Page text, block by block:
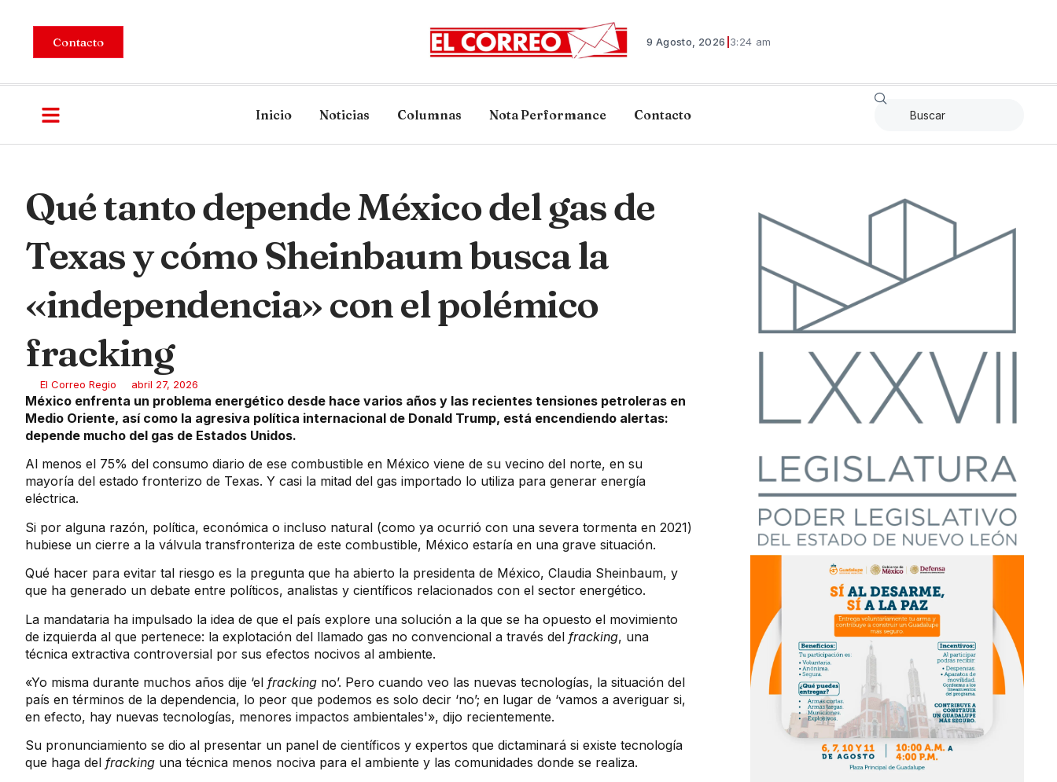
Contacto 9 Agosto, 2026 3:24 am
Inicio Noticias Columnas Nota Performance Contacto
Qué tanto depende México del gas de
Texas y cómo Sheinbaum busca la
«independencia» con el polémico
fracking
El Correo Regio abril 27, 2026
México enfrenta un problema energético desde hace varios años y las recientes tensiones petroleras en
Medio Oriente, así como la agresiva política internacional de Donald Trump, está encendiendo alertas:
depende mucho del gas de Estados Unidos.
Al menos el 75% del consumo diario de ese combustible en México viene de su vecino del norte, en su
mayoría del estado fronterizo de Texas. Y casi la mitad del gas importado lo utiliza para generar energía
eléctrica.
Si por alguna razón, política, económica o incluso natural (como ya ocurrió con una severa tormenta en 2021)
hubiese un cierre a la válvula transfronteriza de este combustible, México estaría en una grave situación.
Qué hacer para evitar tal riesgo es la pregunta que ha abierto la presidenta de México, Claudia Sheinbaum, y
que ha generado un debate entre políticos, analistas y científicos relacionados con el sector energético.
La mandataria ha impulsado la idea de que el país explore una solución a la que se ha opuesto el movimiento
de izquierda al que pertenece: la explotación del llamado gas no convencional a través del fracking, una
técnica extractiva controversial por sus efectos nocivos al ambiente.
«Yo misma durante muchos años dije ‘el fracking no’. Pero cuando veo las nuevas tecnologías, la situación del
país en términos de la dependencia, lo peor que podemos es solo decir ‘no’; en lugar de ‘vamos a averiguar si,
en efecto, hay nuevas tecnologías, menores impactos ambientales'», dijo recientemente.
Su pronunciamiento se dio al presentar un panel de científicos y expertos que dictaminará si existe tecnología
que haga del fracking una técnica menos nociva para el ambiente y las comunidades donde se realiza.